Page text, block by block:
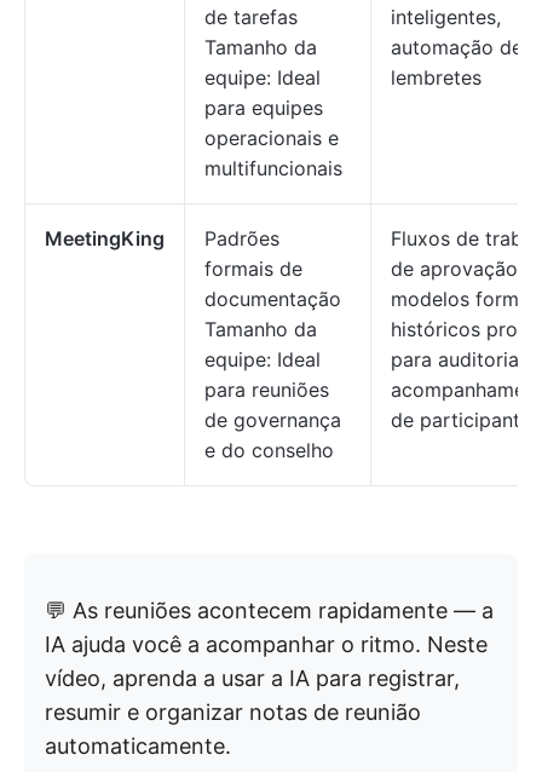
de tarefas
Tamanho da
equipe: Ideal
para equipes
operacionais e
multifuncionais
inteligentes,
automação de
lembretes
MeetingKing
Padrões
formais de
documentação
Tamanho da
equipe: Ideal
para reuniões
de governança
e do conselho
Fluxos de
de aprovação,
modelos
históricos
para auditoria,
de participantes
💬 As reuniões acontecem rapidamente — a
IA ajuda você a acompanhar o ritmo. Neste
vídeo, aprenda a usar a IA para registrar,
resumir e organizar notas de reunião
automaticamente.